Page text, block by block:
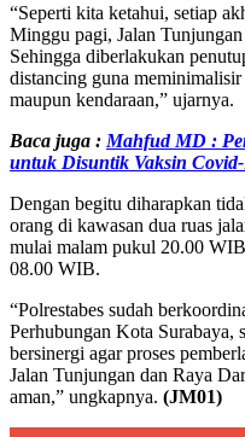
“Seperti kita ketahui, setiap
Minggu pagi, Jalan
Sehingga diberlakukan
distancing guna
maupun kendaraan,” ujarnya.
Baca juga : Mahfud MD :
untuk Disuntik Vaksin
Dengan begitu diharapkan
orang di kawasan dua ruas
mulai malam pukul 20.00
08.00 WIB.
“Polrestabes sudah
Perhubungan Kota Surabaya,
bersinergi agar proses
Jalan Tunjungan dan Raya
aman,” ungkapnya. (JM01)